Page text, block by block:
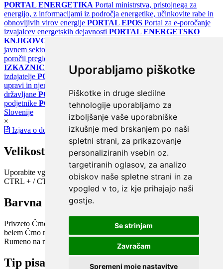
Uporabljamo piškotke
Piškotke in druge sledilne
tehnologije uporabljamo za
izboljšanje vaše uporabniške
izkušnje med brskanjem po naši
spletni strani, za prikazovanje
personaliziranih vsebin oz.
targetiranih oglasov, za analizo
obiskov naše spletne strani in za
vpogled v to, iz kje prihajajo naši
gostje.
Se strinjam
Zavračam
Spremeni moje nastavitve
PORTAL ENERGETIKA Portal ministrstva, pristojnega za
energijo, z informacijami iz področja energetike, učinkovite rabe in
obnovljivih virov energije PORTAL EPOS Portal za e-poročanje
izvajalcev energetskih dejavnosti PORTAL ENERGETSKO
KNJIGOVODSTVO
javnem sektorju
poročil pregledov klimatskih sistemov
IZKAZNICE
Register energetskih izkaznic - za izdelovalce in
izdajatelje PORTAL GOV.SI Osrednje spletno mesto o državni
upravi in njenih storitvah
državljane PORTAL SPOT Državni portal za podjetja in
podjetnike PORTAL OPSI Državni portal odprtih podatkov
Slovenije
×
Izjava o dostopnosti
Velikost pisave
Uporabite vgrajeno funkcijo brskalnika
CTRL + / CTRL -
Barvna shema
Privzeto Črno na belem Belo na črnem Črno na bež
belem Črno na zelenem
Modro na rumenem
Rumeno na modrem
Turkizno na črnem Črno na vijoličnem
Tip pisave